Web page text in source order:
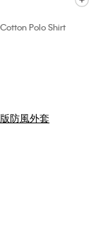
Polo Shirt